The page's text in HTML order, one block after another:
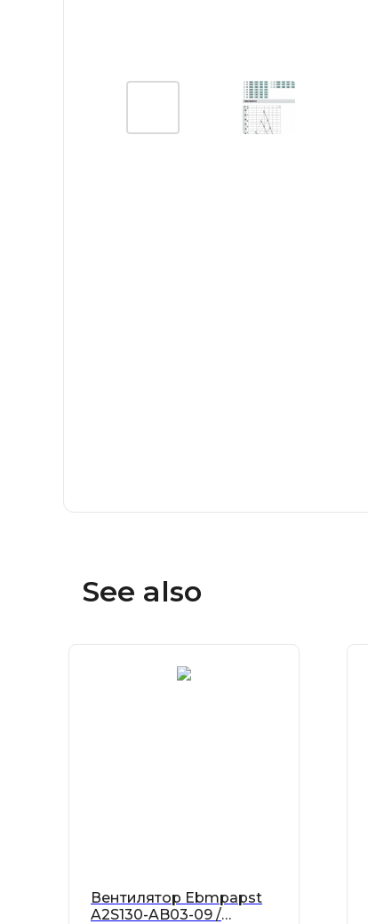
See also
Вентилятор Ebmpapst
A2S130-AB03-09 /